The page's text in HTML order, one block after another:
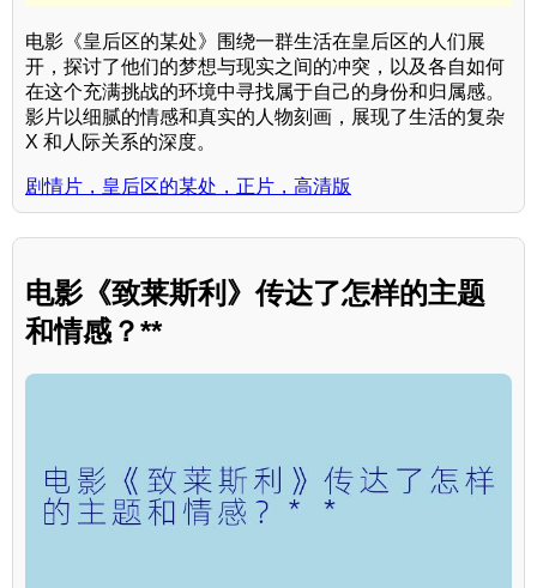
电影《皇后区的某处》围绕一群生活在皇后区的人们展
开，探讨了他们的梦想与现实之间的冲突，以及各自如何
在这个充满挑战的环境中寻找属于自己的身份和归属感。
影片以细腻的情感和真实的人物刻画，展现了生活的复杂
X 和人际关系的深度。
剧情片，皇后区的某处，正片，高清版
电影《致莱斯利》传达了怎样的主题
和情感？**